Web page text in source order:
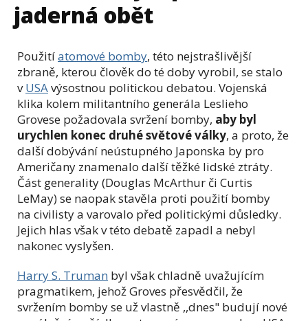
jaderná obět
Použitíatomové bomby, této nejstrašlivější
zbraně, kterou člověk do té doby vyrobil, se stalo
vUSAvýsostnou politickou debatou. Vojenská
klika kolem militantního generála Leslieho
Grovese požadovala svržení bomby, aby byl
urychlen konec druhé světové války, a proto, že
další dobývání neústupného Japonska by pro
Američany znamenalo další těžké lidské ztráty.
Část generality (Douglas McArthur či Curtis
LeMay) se naopak stavěla proti použití bomby
na civilisty a varovalo před politickými důsledky.
Jejich hlas však v této debatě zapadl a nebyl
nakonec vyslyšen.
Harry S. Truman byl však chladně uvažujícím
pragmatikem, jehož Groves přesvědčil, že
svržením bomby se už vlastně ,,dnes" budují nové